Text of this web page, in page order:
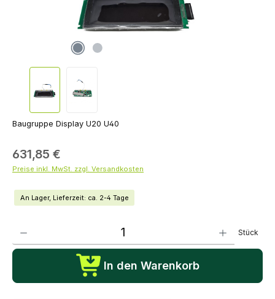
Baugruppe Display U20 U40
631,85 €
Preise inkl. MwSt. zzgl. Versandkosten
An Lager, Lieferzeit: ca. 2-4 Tage
Stück
In den Warenkorb